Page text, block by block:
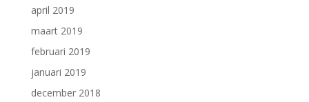
april 2019
maart 2019
februari 2019
januari 2019
december 2018